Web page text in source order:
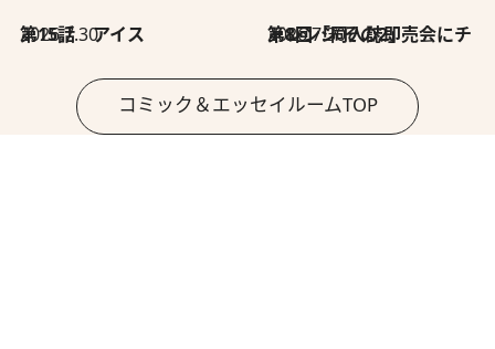
2026.7.30
第15話 アイス 2026.7.30
第8回「同人誌即売会にチャレンジ その2」
コミック＆エッセイルームTOP